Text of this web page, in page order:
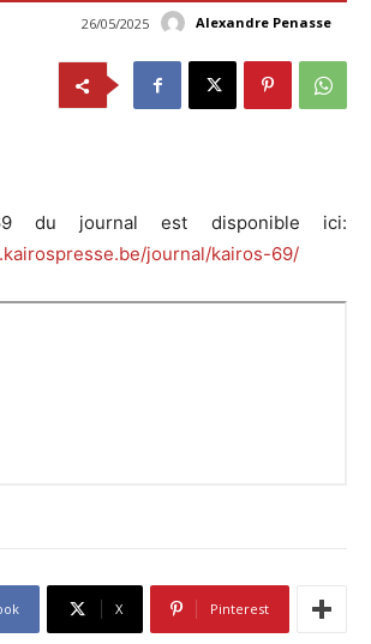
Alexandre Penasse
26/05/2025
du journal est disponible ici:
journal/kairos-69/
X Pinterest